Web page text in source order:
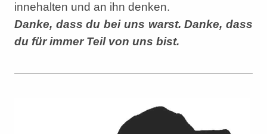
innehalten und an ihn denken.
Danke, dass du bei uns warst. Danke, dass
du für immer Teil von uns bist.